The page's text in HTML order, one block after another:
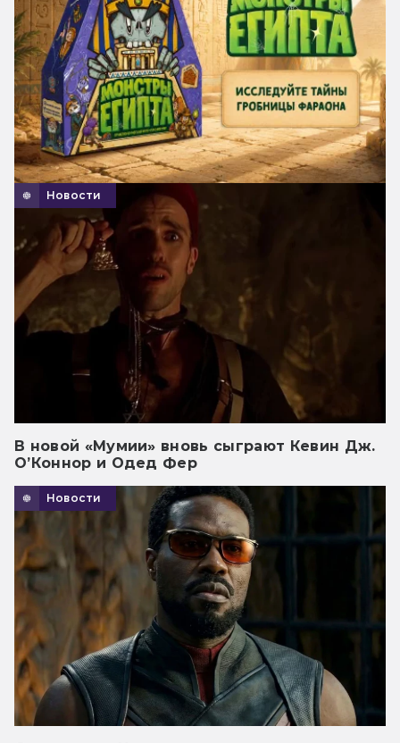
Новости
В новой «Мумии» вновь сыграют Кевин Дж.
О’Коннор и Одед Фер
Новости